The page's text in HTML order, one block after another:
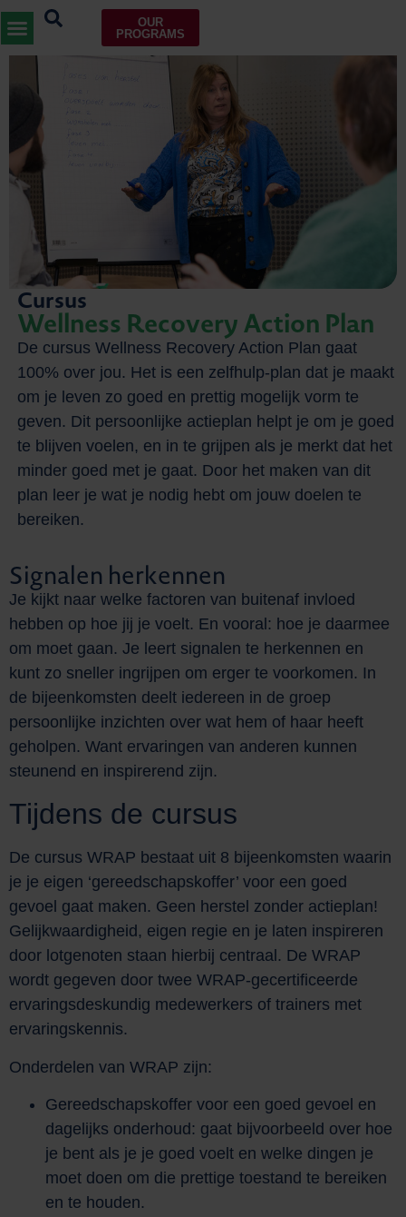
OUR
PROGRAMS
Cursus
Wellness Recovery Action Plan
De cursus Wellness Recovery Action Plan gaat
100% over jou. Het is een zelfhulp-plan dat je maakt
om je leven zo goed en prettig mogelijk vorm te
geven. Dit persoonlijke actieplan helpt je om je goed
te blijven voelen, en in te grijpen als je merkt dat het
minder goed met je gaat. Door het maken van dit
plan leer je wat je nodig hebt om jouw doelen te
bereiken.
Signalen herkennen
Je kijkt naar welke factoren van buitenaf invloed
hebben op hoe jij je voelt. En vooral: hoe je daarmee
om moet gaan. Je leert signalen te herkennen en
kunt zo sneller ingrijpen om erger te voorkomen. In
de bijeenkomsten deelt iedereen in de groep
persoonlijke inzichten over wat hem of haar heeft
geholpen. Want ervaringen van anderen kunnen
steunend en inspirerend zijn.
Tijdens de cursus
De cursus WRAP bestaat uit 8 bijeenkomsten waarin
je je eigen ‘gereedschapskoffer’ voor een goed
gevoel gaat maken. Geen herstel zonder actieplan!
Gelijkwaardigheid, eigen regie en je laten inspireren
door lotgenoten staan hierbij centraal. De WRAP
wordt gegeven door twee WRAP-gecertificeerde
ervaringsdeskundig medewerkers of trainers met
ervaringskennis.
Onderdelen van WRAP zijn:
Gereedschapskoffer voor een goed gevoel en
dagelijks onderhoud: gaat bijvoorbeeld over hoe
je bent als je je goed voelt en welke dingen je
moet doen om die prettige toestand te bereiken
en te houden.